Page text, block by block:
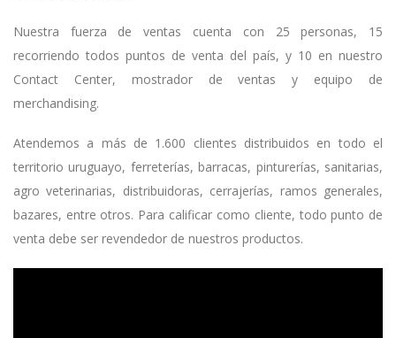
Nuestra fuerza de ventas cuenta con 25 personas, 15
recorriendo todos puntos de venta del país, y 10 en nuestro
Contact Center, mostrador de ventas y equipo de
merchandising.
Atendemos a más de 1.600 clientes distribuidos en todo el
territorio uruguayo, ferreterías, barracas, pinturerías, sanitarias,
agro veterinarias, distribuidoras, cerrajerías, ramos generales,
bazares, entre otros. Para calificar como cliente, todo punto de
venta debe ser revendedor de nuestros productos.